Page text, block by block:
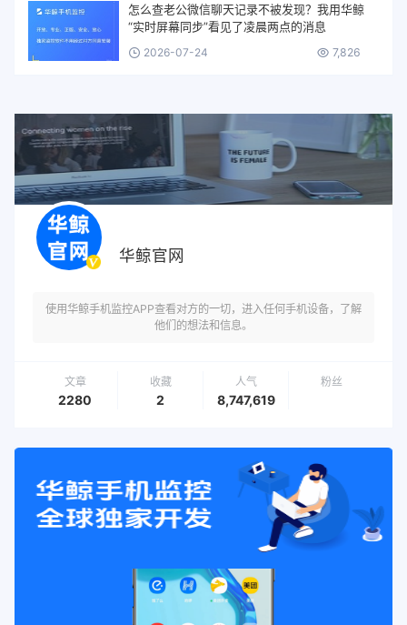
怎么查老公微信聊天记录不被发现？我用华鲸
“实时屏幕同步”看见了凌晨两点的消息
2026-07-24 7,826
华鲸官网
使用华鲸手机监控APP查看对方的一切，进入任何手机设备，了解
他们的想法和信息。
文章
2280
收藏
2
人气
8,747,619
粉丝